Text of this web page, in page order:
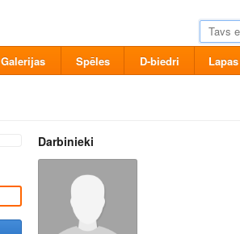
Galerijas Spēles D-biedri Lapas
Darbinieki